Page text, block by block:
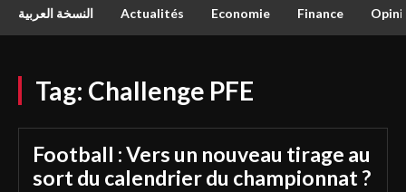
النسخة العربية Actualités Economie Finance
Tag: Challenge PFE
Football : Vers un nouveau tirage au
sort du calendrier du championnat ?